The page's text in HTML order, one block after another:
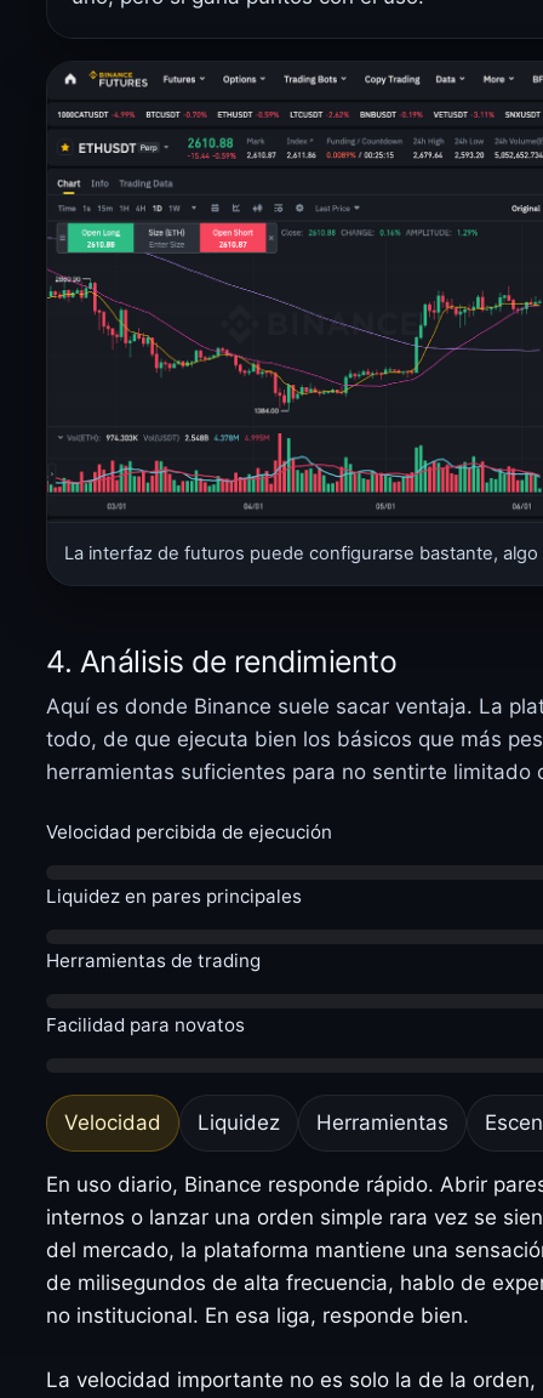
La interfaz de futuros puede configurarse bastante,
4. Análisis de rendimiento
Aquí es donde Binance suele sacar ventaja. La
todo, de que ejecuta bien los básicos que más
herramientas suficientes para no sentirte limitado
Velocidad percibida de ejecución
Liquidez en pares principales
Herramientas de trading
Facilidad para novatos
Velocidad Liquidez Herramientas
En uso diario, Binance responde rápido. Abrir
internos o lanzar una orden simple rara vez se
del mercado, la plataforma mantiene una
de milisegundos de alta frecuencia, hablo de
no institucional. En esa liga, responde bien.
La velocidad importante no es solo la de la